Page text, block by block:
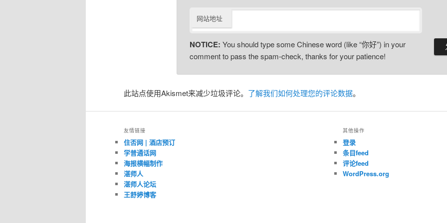
网站地址
NOTICE: You should type some Chinese word (like “你好”) in your
comment to pass the spam-check, thanks for your patience!
此站点使用Akismet来减少垃圾评论。 了解我们如何处理您的评论数据。
友情链接
住否网 | 酒店预订
学普通话网
海报横幅制作
湛师人
湛师人论坛
王舒婷博客
其他操作
登录
条目feed
评论feed
WordPress.org